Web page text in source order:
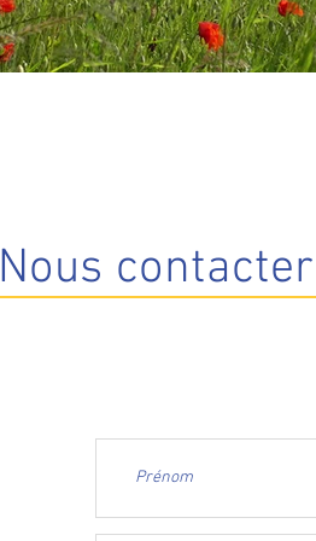
Nous